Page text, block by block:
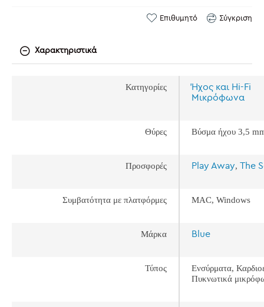
Επιθυμητό Σύγκριση
Χαρακτηριστικά
Κατηγορίες
Ήχος και Hi-Fi
Μικρόφωνα
Θύρες Βύσμα ήχου 3,5
Προσφορές Play Away, The
Συμβατότητα με πλατφόρμες MAC, Windows
Μάρκα Blue
Τύπος
Ενσύρματα,
Πυκνωτικά